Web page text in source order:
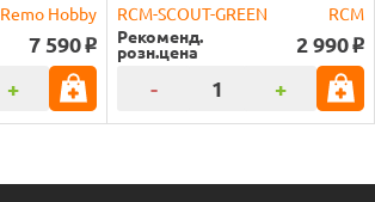
Remo Hobby
7 590 o
+
RCM-SCOUT-GREEN
RCM
Рекоменд.
розн.цена 2 990 o
- +